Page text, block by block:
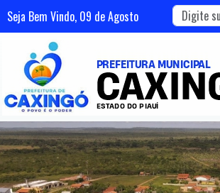
Seja Bem Vindo, 09 deAgosto